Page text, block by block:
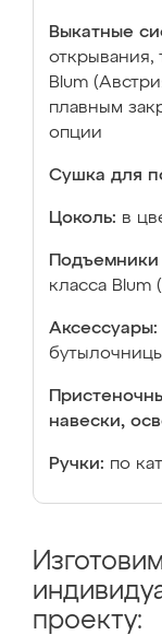
Выкатные
открывания,
Blum
плавным
опции
Сушка для
Цоколь: в
Подъемники
класса Blum
Аксессуары:
навески,
Ручки: по
проекту: